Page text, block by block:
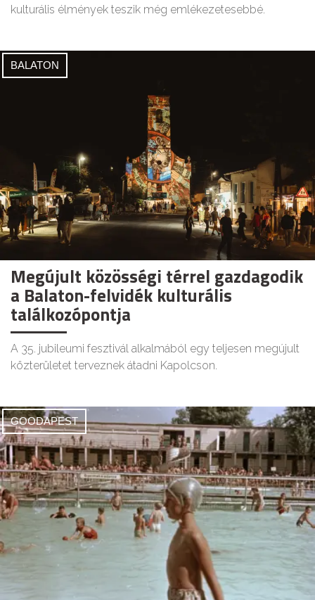
kulturális élmények teszik még emlékezetesebbé.
BALATON
Megújult közösségi térrel gazdagodik
a Balaton-felvidék kulturális
találkozópontja
A 35. jubileumi fesztivál alkalmából egy teljesen megújult
közterületet terveznek átadni Kapolcson.
GOODAPEST